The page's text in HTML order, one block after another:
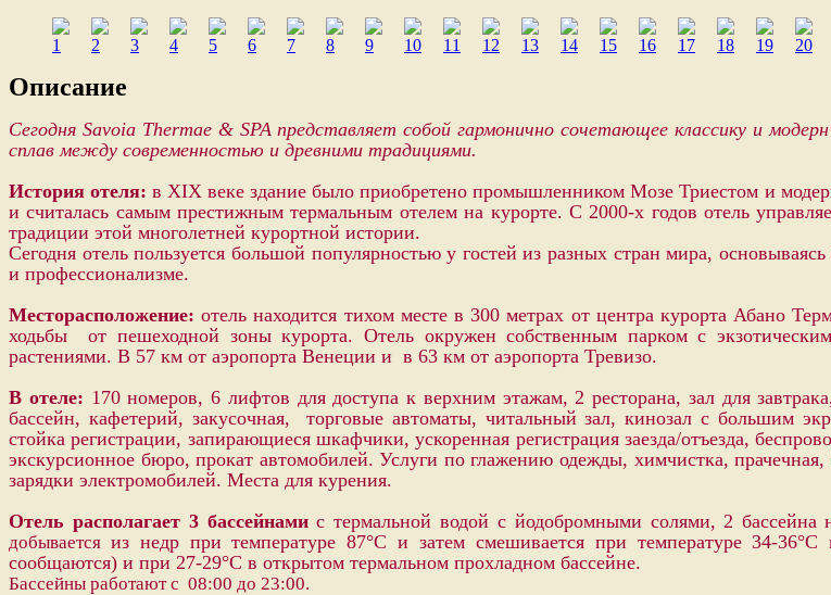
Описание
Сегодня Savoia Thermae & SPA представляет собой гармонично сочетающее классику и
сплав между современностью и древними традициями.
История отеля:в ХIХ веке здание было приобретено промышленником Мозе Триестом и
и считалась самым престижным термальным отелем на курорте. С 2000-х годов отель
традиции этой многолетней курортной истории.
Сегодня отель пользуется большой популярностью у гостей из разных стран мира,
и профессионализме.
Месторасположение: отель находится тихом месте в 300 метрах от центра курорта Абано
ходьбы от пешеходной зоны курорта. Отель окружен собственным парком с
растениями. В 57 км от аэропорта Венеции и в 63 км от аэропорта Тревизо.
В отеле: 170 номеров,6 лифтов для доступа к верхним этажам, 2 ресторана, зал для
бассейн, кафетерий, закусочная, торговые автоматы, читальный зал, кинозал с большим
стойка регистрации, запирающиеся шкафчики, ускоренная регистрация заезда/отъезда,
экскурсионное бюро, прокат автомобилей. Услуги по глажению одежды, химчистка,
зарядки электромобилей. Места для курения.
Отель располагает 3 бассейнамистермальной водойс йодобромными солями, 2 бассейна
добывается из недр при температуре 87°С и затем смешивается при температуре 34-
сообщаются) и при 27-29°С в открытом термальном прохладном бассейне.
Бассейны работают с 08:00 до 23:00.